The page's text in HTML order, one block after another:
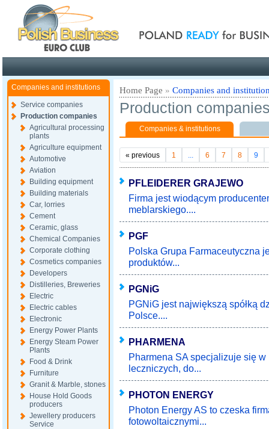
Companies and institutions
Service companies
Production companies
Agricultural processing
plants
Agriculture equipment
Automotive
Aviation
Building equipment
Building materials
Car, lorries
Cement
Ceramic, glass
Chemical Companies
Corporate clothing
Cosmetics companies
Developers
Distilleries, Breweries
Electric
Electric cables
Electronic
Energy Power Plants
Energy Steam Power
Plants
Food & Drink
Furniture
Granit & Marble, stones
House Hold Goods
producers
Jewellery producers
Service
Home Page » Companies and
Production
Companies & institutions
« previous 1 6 7 8 9
PFLEIDERER GRAJEWO
Firma jest wiodącym
meblarskiego....
PGF
Polska Grupa Farmaceutyczna
produktów...
PGNiG
PGNiG jest największą spółką
Polsce....
PHARMENA
Pharmena SA specjalizuje się
leczniczych, do...
PHOTON ENERGY
Photon Energy AS to czeska
fotowoltaicznymi...